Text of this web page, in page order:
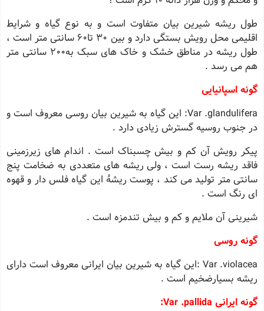
طول ریشه شیرین بیان متفاوت است و به نوع گیاه و شرایط
اقلیمی محل رویش بستگی دارد و بین 30 تا60 سانتی متر است ،
طول ریشه در مناطق خشک و خاک های سبک به200 سانتی متر
هم می رسد .
گونه اسپانیایی
Var .glandulifera: این گیاه به شیرین بیان روسی معروف است و
در جنوب روسیه گسترش زیادی دارد .
پیکر رویش آن کم و بیش چسبناک است . اندام های زیرزمینی
فاقد ریشه رست است ، ولی ریشه های متعددی به ضخامت پنج
سانتی متر تولید می کند ، پوست ریشۀ این گیاه فلس دار و قهوه
ای رنگ است .
شیرینی آن ملایم و کم و بیش تندمزه است .
گونه روسی
Var .violacea :این گیاه به شیرین بیان ایرانی معروف است دارای
ریشه بسیارضخیم است .
گونه ایرانی Var .pallida: